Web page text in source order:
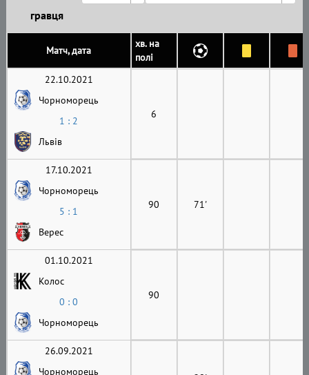
гравця
Матч, дата
хв. на
полі
22.10.2021
Чорноморець
1 : 2
Львів
6
17.10.2021
Чорноморець
5 : 1
Верес
90 71'
01.10.2021
Колос
0 : 0
Чорноморець
90
26.09.2021
Чорноморець